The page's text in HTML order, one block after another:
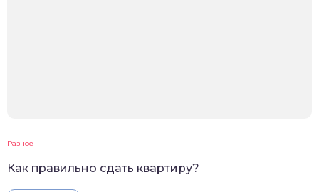
Разное
Как правильно сдать квартиру?